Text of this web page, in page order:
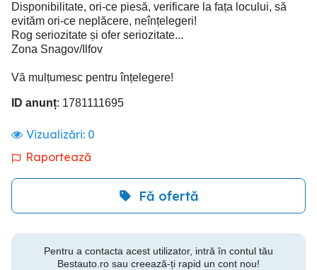
Disponibilitate, ori-ce piesă, verificare la fața locului, să
evităm ori-ce neplăcere, neînțelegeri!
Rog seriozitate și ofer seriozitate...
Zona Snagov/Ilfov
Vă mulțumesc pentru înțelegere!
ID anunț: 1781111695
Vizualizări: 0
Raportează
Fă ofertă
Pentru a contacta acest utilizator, intră în contul tău
Bestauto.ro sau creează-ți rapid un cont nou!